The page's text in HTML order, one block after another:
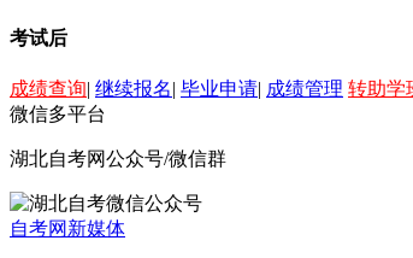
考试后
成绩查询| 继续报名| 毕业申请| 成绩管理 转助学
微信多平台
湖北自考网公众号/微信群
自考网新媒体